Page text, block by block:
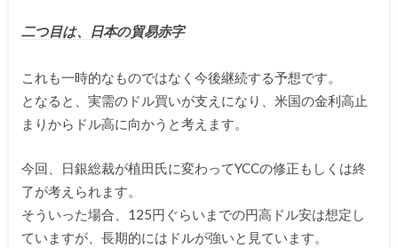
二つ目は、日本の貿易赤字
これも一時的なものではなく今後継続する予想です。
となると、実需のドル買いが支えになり、米国の金利高止
まりからドル高に向かうと考えます。
今回、日銀総裁が植田氏に変わってYCCの修正もしくは終
了が考えられます。
そういった場合、125円ぐらいまでの円高ドル安は想定し
ていますが、長期的にはドルが強いと見ています。